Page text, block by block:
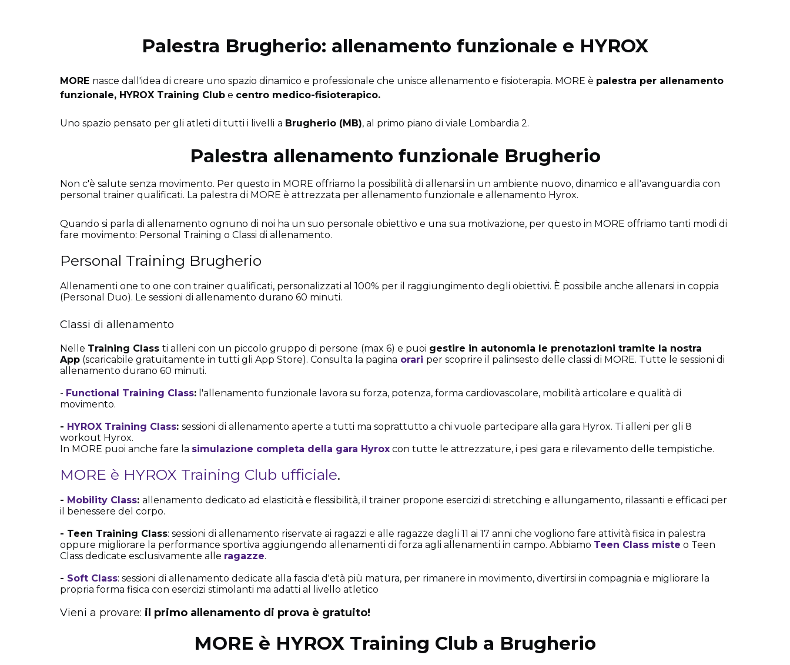
Palestra Brugherio: allenamento funzionale e HYROX
MORE nasce dall'idea di creare uno spazio dinamico e professionale che unisce allenamento e fisioterapia. MORE è palestra per allenamento
funzionale, HYROX Training Club e centro medico-fisioterapico.
Uno spazio pensato per gli atleti di tutti i livelli a Brugherio (MB), al primo piano di viale Lombardia 2.
Palestra allenamento funzionale Brugherio
Non c'è salute senza movimento. Per questo in MORE offriamo la possibilità di allenarsi in un ambiente nuovo, dinamico e all'avanguardia con
personal trainer qualificati. La palestra di MORE è attrezzata per allenamento funzionale e allenamento Hyrox.
Quando si parla di allenamento ognuno di noi ha un suo personale obiettivo e una sua motivazione, per questo in MORE offriamo tanti modi di
fare movimento: Personal Training o Classi di allenamento.
Personal Training Brugherio
Allenamenti one to one con trainer qualificati, personalizzati al 100% per il raggiungimento degli obiettivi. È possibile anche allenarsi in coppia
(Personal Duo). Le sessioni di allenamento durano 60 minuti.
Classi di allenamento
Nelle Training Class ti alleni con un piccolo gruppo di persone (max 6) e puoi gestire in autonomia le prenotazioni tramite la nostra
App (scaricabile gratuitamente in tutti gli App Store). Consulta la pagina orari per scoprire il palinsesto delle classi di MORE. Tutte le sessioni di
allenamento durano 60 minuti.
- Functional Training Class: l'allenamento funzionale lavora su forza, potenza, forma cardiovascolare, mobilità articolare e qualità di
movimento.
- HYROX Training Class: sessioni di allenamento aperte a tutti ma soprattutto a chi vuole partecipare alla gara Hyrox. Ti alleni per gli 8
workout Hyrox.
In MORE puoi anche fare la simulazione completa della gara Hyrox con tutte le attrezzature, i pesi gara e rilevamento delle tempistiche.
MORE è HYROX Training Club ufficiale.
- Mobility Class: allenamento dedicato ad elasticità e flessibilità, il trainer propone esercizi di stretching e allungamento, rilassanti e efficaci per
il benessere del corpo.
- Teen Training Class: sessioni di allenamento riservate ai ragazzi e alle ragazze dagli 11 ai 17 anni che vogliono fare attività fisica in palestra
oppure migliorare la performance sportiva aggiungendo allenamenti di forza agli allenamenti in campo. Abbiamo Teen Class miste o Teen
Class dedicate esclusivamente alle ragazze.
- Soft Class: sessioni di allenamento dedicate alla fascia d'età più matura, per rimanere in movimento, divertirsi in compagnia e migliorare la
propria forma fisica con esercizi stimolanti ma adatti al livello atletico
Vieni a provare: il primo allenamento di prova è gratuito!
MORE è HYROX Training Club a Brugherio